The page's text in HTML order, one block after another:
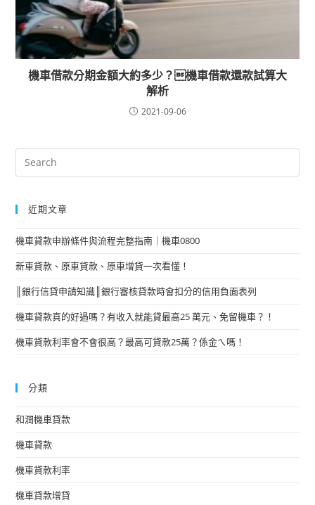
機車借款分期金額大約多少？機車借款還款試算大
解析
2021-09-06
近期文章
機車貸款申辦條件與流程完整指南｜機車0800
新車貸款、原車貸款、原車增貸一次看懂！
║銀行信貸申請知識║銀行審核貸款時會扣分的信用負面表列
機車貸款真的好過嗎？有收入就能貸最高25 萬元、免留機車？！
機車貸款利率會不會很高？最高可貸款25萬？係金ㄟ嗎！
分類
和潤機車貸款
機車貸款
機車貸款利率
機車貸款增貸